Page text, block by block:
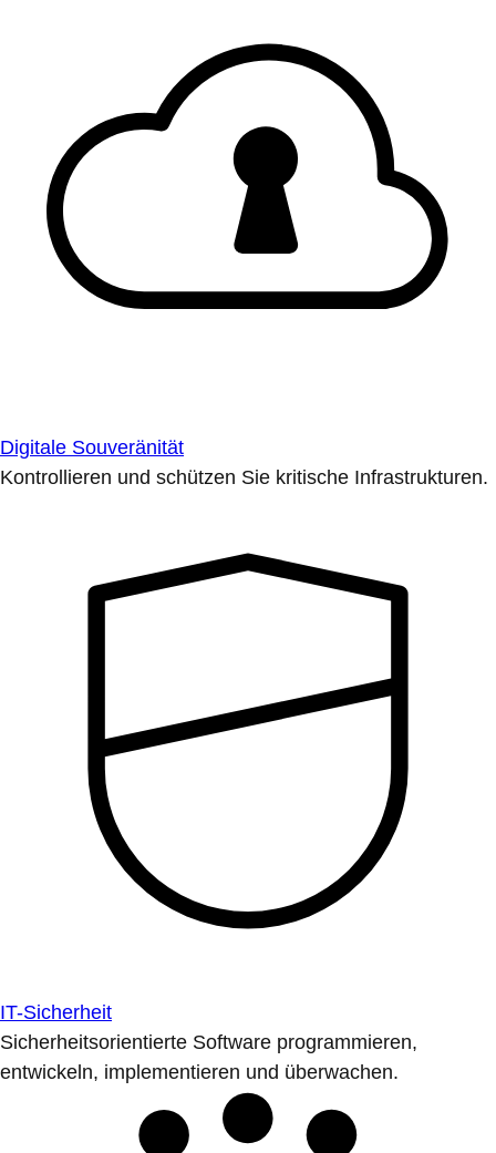
Digitale Souveränität
Kontrollieren und schützen Sie kritische Infrastrukturen.
IT-Sicherheit
Sicherheitsorientierte Software programmieren,
entwickeln, implementieren und überwachen.